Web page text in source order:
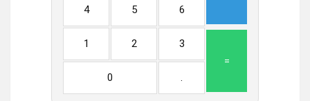
4
5 6
1 2
3
=
0
.